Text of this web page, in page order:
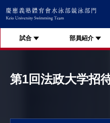
試合 部員紹介
第1回法政大学招